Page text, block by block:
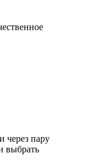
через пару
выбрать